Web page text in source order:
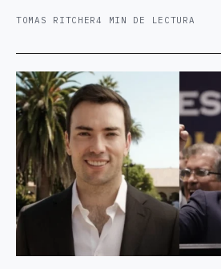
TOMAS RITCHER4 MIN DE LECTURA